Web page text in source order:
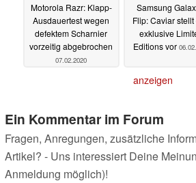
Motorola Razr: Klapp-
Ausdauertest wegen
defektem Scharnier
vorzeitig abgebrochen
07.02.2020
Samsung
Flip: Caviar stellt
exklusive
Editions vor
anzeigen
Ein Kommentar im Forum
Fragen, Anregungen, zusätzliche
Artikel? - Uns interessiert Deine
Anmeldung möglich)!